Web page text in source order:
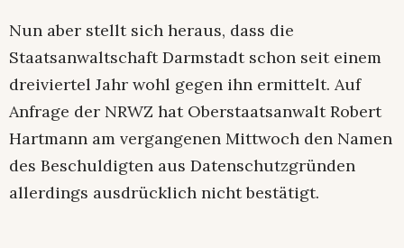
Nun aber stellt sich heraus, dass die
Staatsanwaltschaft Darmstadt schon seit einem
dreiviertel Jahr wohl gegen ihn ermittelt. Auf
Anfrage der NRWZ hat Oberstaatsanwalt Robert
Hartmann am vergangenen Mittwoch den Namen
des Beschuldigten aus Datenschutzgründen
allerdings ausdrücklich nicht bestätigt.